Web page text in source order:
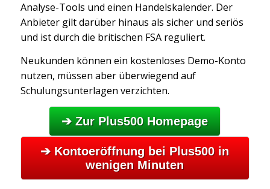
Analyse-Tools und einen Handelskalender. Der
Anbieter gilt darüber hinaus als sicher und seriös
und ist durch die britischen FSA reguliert.
Neukunden können ein kostenloses Demo-Konto
nutzen, müssen aber überwiegend auf
Schulungsunterlagen verzichten.
➔ Zur Plus500 Homepage
➔ Kontoeröffnung bei Plus500 in
wenigen Minuten